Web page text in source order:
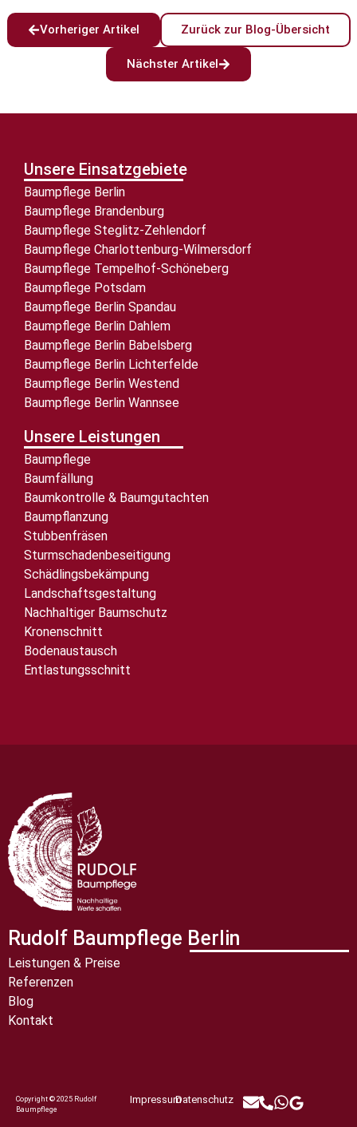
Vorheriger Artikel Zurück zur Blog-Übersicht
Nächster Artikel
Unsere Einsatzgebiete
Baumpflege Berlin
Baumpflege Brandenburg
Baumpflege Steglitz-Zehlendorf
Baumpflege Charlottenburg-Wilmersdorf
Baumpflege Tempelhof-Schöneberg
Baumpflege Potsdam
Baumpflege Berlin Spandau
Baumpflege Berlin Dahlem
Baumpflege Berlin Babelsberg
Baumpflege Berlin Lichterfelde
Baumpflege Berlin Westend
Baumpflege Berlin Wannsee
Unsere Leistungen
Baumpflege
Baumfällung
Baumkontrolle & Baumgutachten
Baumpflanzung
Stubbenfräsen
Sturmschadenbeseitigung
Schädlingsbekämpung
Landschaftsgestaltung
Nachhaltiger Baumschutz
Kronenschnitt
Bodenaustausch
Entlastungsschnitt
Rudolf Baumpflege Berlin
Leistungen & Preise
Referenzen
Blog
Kontakt
Copyright © 2025 Rudolf
Baumpflege
ImpressumDatenschutz